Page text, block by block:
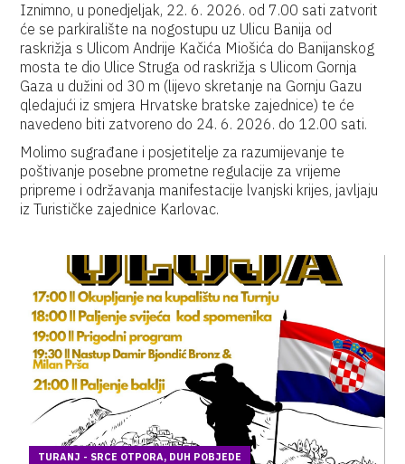
Iznimno, u ponedjeljak, 22. 6. 2026. od 7.00 sati zatvorit
će se parkiralište na nogostupu uz Ulicu Banija od
raskrižja s Ulicom Andrije Kačića Miošića do Banijanskog
mosta te dio Ulice Struga od raskrižja s Ulicom Gornja
Gaza u dužini od 30 m (lijevo skretanje na Gornju Gazu
qledajući iz smjera Hrvatske bratske zajednice) te će
navedeno biti zatvoreno do 24. 6. 2026. do 12.00 sati.
Molimo sugrađane i posjetitelje za razumijevanje te
poštivanje posebne prometne regulacije za vrijeme
pripreme i održavanja manifestacije lvanjski krijes, javljaju
iz Turističke zajednice Karlovac.
TURANJ - SRCE OTPORA, DUH POBJEDE